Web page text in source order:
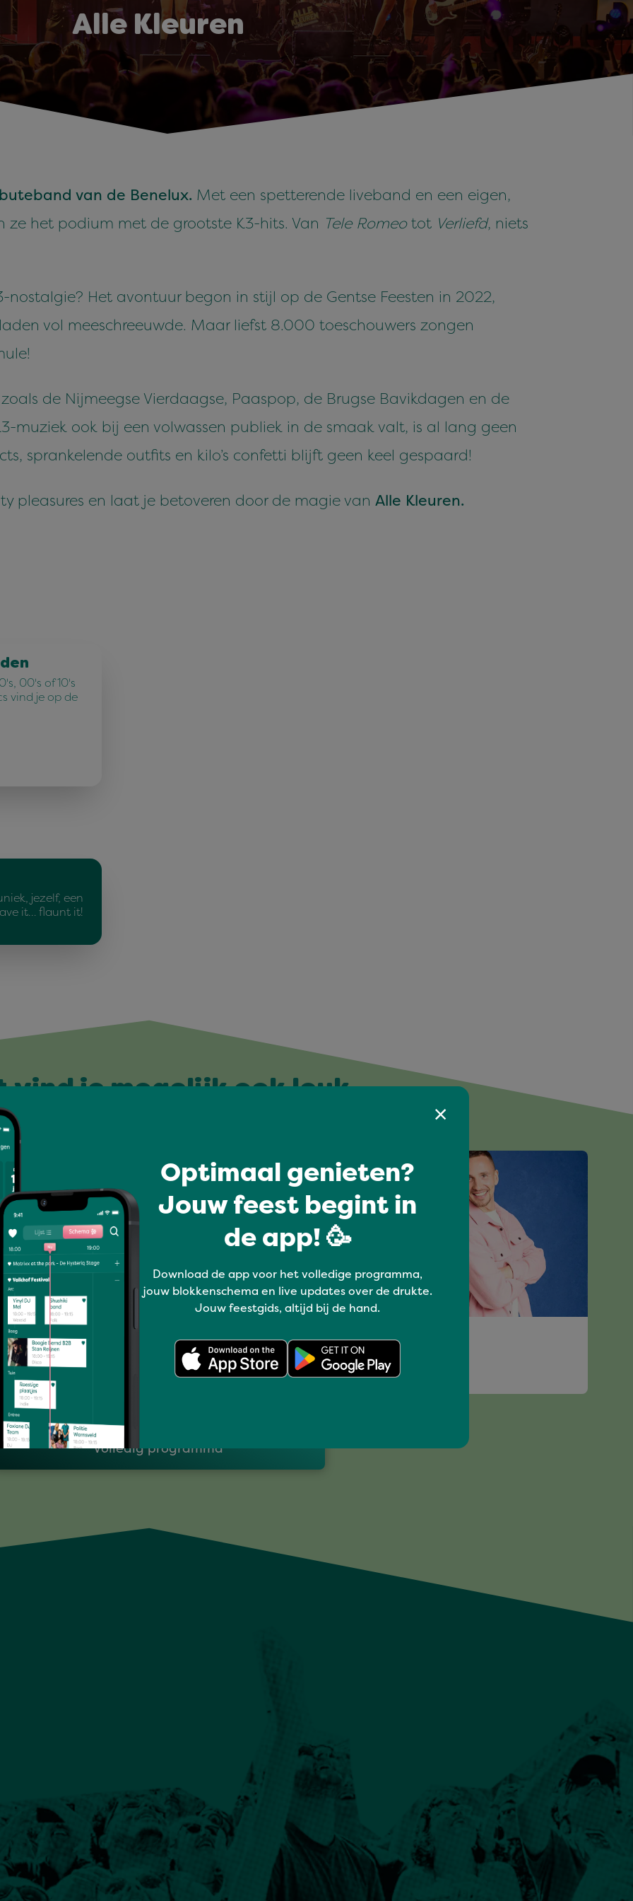
Alle Kleuren
van de Benelux. Met een spetterende liveband en een eigen,
ze het podium met de grootste K3-hits. Van Tele Romeotot Verliefd, niets
nostalgie? Het avontuur begon in stijl op de Gentse Feesten in 2022,
vol meeschreeuwde. Maar liefst 8.000 toeschouwers zongen
de Nijmeegse Vierdaagse, Paaspop, de Brugse Bavikdagen en de
muziek ook bij een volwassen publiek in de smaak valt, is al lang geen
sprankelende outfits en kilo’s confetti blijft geen keel gespaard!
pleasures en laat je betoveren door de magie van Alle Kleuren.
00's of 10's
vind je op de
jezelf, een
it… flaunt it!
vind je mogelijk ook leuk
I love music
ROBINE & REMY JARI & MEGGIE
Volledig programma
Optimaal genieten?
Jouw feest begint in
de app! 🥳
Download de app voor het volledige programma,
jouw blokkenschema en live updates over de drukte.
Jouw feestgids, altijd bij de hand.